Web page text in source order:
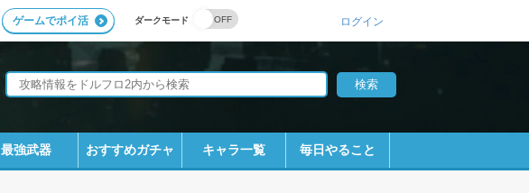
ダークモード
ゲームでポイ活 ログイン
最強武器 おすすめガチャ キャラ一覧 毎日やること